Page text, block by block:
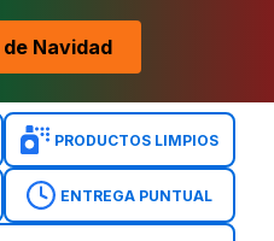
Equipo sanitizado
Reserva en línea fácil
Brincolines en Addison
Toboganes Acuáticos
Inflables para Niños
Combos de Brincolines
Juegos Interactivos en
Navidad
PRODUCTOS LIMPIOS
ENTREGA PUNTUAL